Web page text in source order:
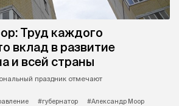
Труд каждого
вклад в развитие
и всей страны
праздник отмечают
#губернатор
#Александр Моор